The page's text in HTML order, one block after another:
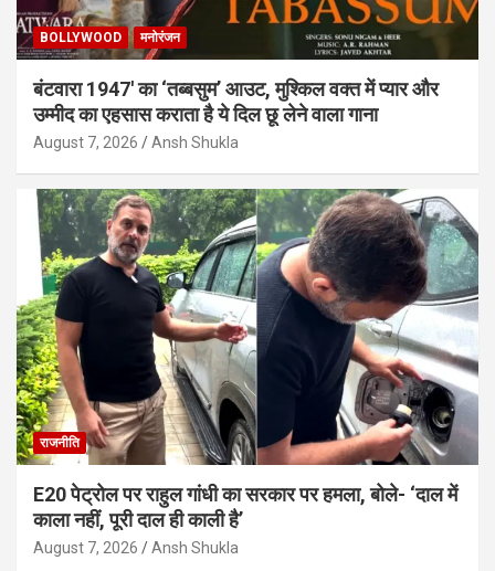
BOLLYWOOD मनोरंजन
बंटवारा 1947′ का ‘तब्बसुम’ आउट, मुश्किल वक्त में प्यार और
उम्मीद का एहसास कराता है ये दिल छू लेने वाला गाना
August 7, 2026 Ansh Shukla
राजनीति
E20 पेट्रोल पर राहुल गांधी का सरकार पर हमला, बोले- ‘दाल में
काला नहीं, पूरी दाल ही काली है’
August 7, 2026 Ansh Shukla